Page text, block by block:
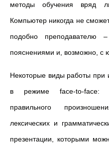
методы обучения вряд
Компьютер никогда не
подобно преподавателю
пояснениями и, возможно, с
Некоторые виды работы при
в режиме face-to-face:
правильного
лексических и
презентации, которыми